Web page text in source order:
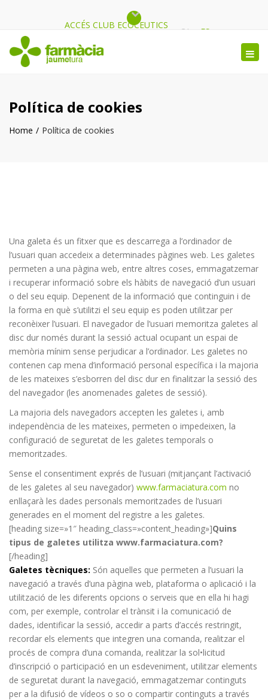
ACCÉS CLUB ECOCEUTICS
CA ES
Close
Política de cookies
Home Política de cookies
Una galeta és un fitxer que es descarrega a l’ordinador de
l’usuari quan accedeix a determinades pàgines web. Les galetes
permeten a una pàgina web, entre altres coses, emmagatzemar
i recuperar informació sobre els hàbits de navegació d’un usuari
o del seu equip. Depenent de la informació que continguin i de
la forma en què s’utilitzi el seu equip es poden utilitzar per
reconèixer l’usuari. El navegador de l’usuari memoritza galetes al
disc dur només durant la sessió actual ocupant un espai de
memòria mínim sense perjudicar a l’ordinador. Les galetes no
contenen cap mena d’informació personal específica i la majoria
de les mateixes s’esborren del disc dur en finalitzar la sessió des
del navegador (les anomenades galetes de sessió).
La majoria dels navegadors accepten les galetes i, amb
independència de les mateixes, permeten o impedeixen, la
configuració de seguretat de les galetes temporals o
memoritzades.
Sense el consentiment exprés de l’usuari (mitjançant l’activació
de les galetes al seu navegador) www.farmaciatura.com no
enllaçarà les dades personals memoritzades de l’usuari
generades en el moment del registre a les galetes.
[heading size=»1″ heading_class=»content_heading»]Quins
tipus de galetes utilitza www.farmaciatura.com?
[/heading]
Galetes tècniques: Són aquelles que permeten a l’usuari la
navegació a través d’una pàgina web, plataforma o aplicació i la
utilització de les diferents opcions o serveis que en ella hi hagi
com, per exemple, controlar el trànsit i la comunicació de
dades, identificar la sessió, accedir a parts d’accés restringit,
recordar els elements que integren una comanda, realitzar el
procés de compra d’una comanda, realitzar la sol•licitud
d’inscripció o participació en un esdeveniment, utilitzar elements
de seguretat durant la navegació, emmagatzemar continguts
per a la difusió de vídeos o so o compartir continguts a través